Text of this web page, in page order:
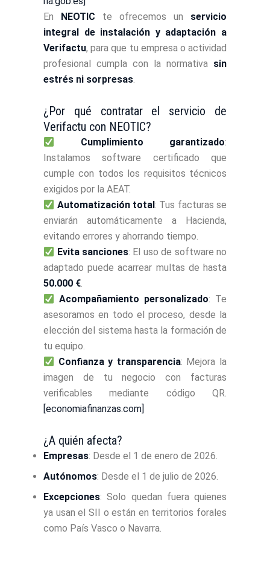
En
NEOTIC te ofrecemos un servicio
integral de instalación y adaptación a
Verifactu, para que tu empresa o actividad
profesional cumpla con la normativa sin
estrés ni sorpresas.
¿Por qué contratar el servicio de
Verifactu con NEOTIC?
Cumplimiento garantizado:
Instalamos software certificado que
cumple con todos los requisitos técnicos
exigidos por la AEAT.
Automatización total : Tus facturas se
enviarán automáticamente a Hacienda,
evitando errores y ahorrando tiempo.
Evita sanciones: El uso de software no
adaptado puede acarrear multas de hasta
50.000 €.
Acompañamiento personalizado: Te
asesoramos en todo el proceso, desde la
elección del sistema hasta la formación de
tu equipo.
Confianza y transparencia: Mejora la
imagen de tu negocio con facturas
verificables mediante código QR.
[economiafinanzas.com]
¿A quién afecta?
Empresas: Desde el 1 de enero de 2026.
Autónomos: Desde el 1 de julio de 2026.
Excepciones: Solo quedan fuera quienes
ya usan el SII o están en territorios forales
como País Vasco o Navarra.